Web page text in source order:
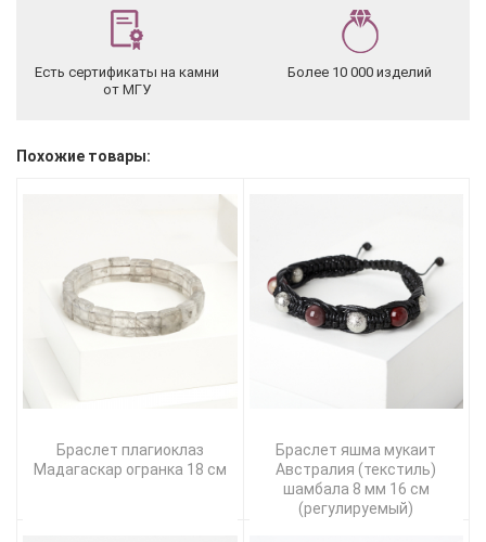
Есть сертификаты на камни
от МГУ
Более 10 000 изделий
Похожие товары:
Браслет плагиоклаз
Мадагаскар огранка 18 см
Браслет яшма мукаит
Австралия (текстиль)
шамбала 8 мм 16 см
(регулируемый)